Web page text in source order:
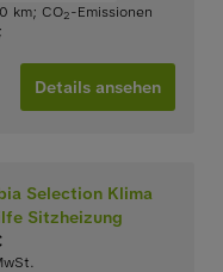
km; CO2-Emissionen
;
Details ansehen
Selection Klima
Sitzheizung